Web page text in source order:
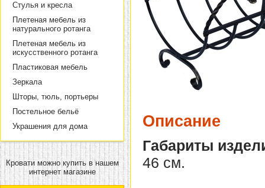
Стулья и кресла
Плетеная мебель из
натурального ротанга
Плетеная мебель из
искусственного ротанга
Пластиковая мебель
Зеркала
Шторы, тюль, портьеры
Постельное бельё
Украшения для дома
Кровати можно купить в нашем
интернет магазине
Описание
Габариты
46 см.